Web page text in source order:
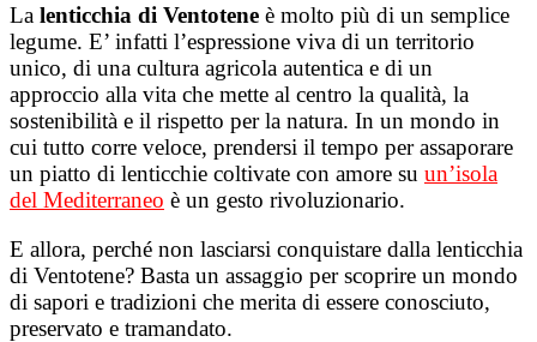
La lenticchia di Ventotene è molto più di un semplice
legume. E’ infatti l’espressione viva di un territorio
unico, di una cultura agricola autentica e di un
approccio alla vita che mette al centro la qualità, la
sostenibilità e il rispetto per la natura. In un mondo in
cui tutto corre veloce, prendersi il tempo per assaporare
un piatto di lenticchie coltivate con amore su un’isola
del Mediterraneo è un gesto rivoluzionario.
E allora, perché non lasciarsi conquistare dalla lenticchia
di Ventotene? Basta un assaggio per scoprire un mondo
di sapori e tradizioni che merita di essere conosciuto,
preservato e tramandato.